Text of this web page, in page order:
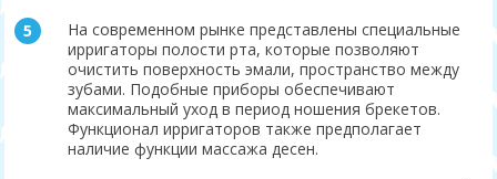
На современном рынке представлены специальные
ирригаторы полости рта, которые позволяют
очистить поверхность эмали, пространство между
зубами. Подобные приборы обеспечивают
максимальный уход в период ношения брекетов.
Функционал ирригаторов также предполагает
наличие функции массажа десен.